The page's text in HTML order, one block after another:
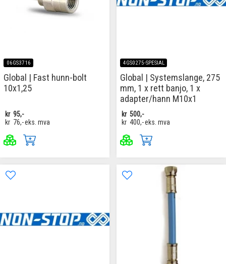
06GS3716
Global | Fast hunn-bolt
10x1,25
kr 95,-
kr 76,-eks. mva
4GS0275-SPESIAL
Global | Systemslange, 275
mm, 1 x rett banjo, 1 x
adapter/hann M10x1
kr 500,-
kr 400,-eks. mva